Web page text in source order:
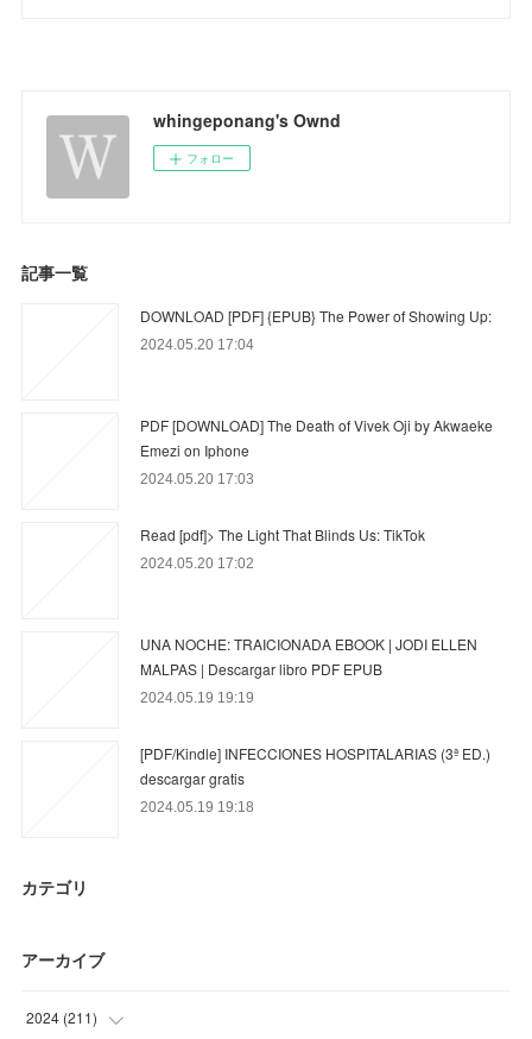
whingeponang's Ownd
フォロー
記事一覧
DOWNLOAD [PDF] {EPUB} The Power of Showing Up:
2024.05.20 17:04
PDF [DOWNLOAD] The Death of Vivek Oji by Akwaeke
Emezi on Iphone
2024.05.20 17:03
Read [pdf]> The Light That Blinds Us: TikTok
2024.05.20 17:02
UNA NOCHE: TRAICIONADA EBOOK | JODI ELLEN
MALPAS | Descargar libro PDF EPUB
2024.05.19 19:19
[PDF/Kindle] INFECCIONES HOSPITALARIAS (3ª ED.)
descargar gratis
2024.05.19 19:18
カテゴリ
アーカイブ
2024 (211)